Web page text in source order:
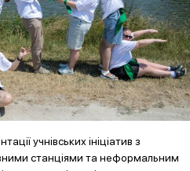
учнівських ініціатив з
станціями та неформальним